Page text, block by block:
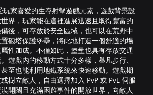
玩家喜愛的生存射擊遊戲元素，遊戲背景設
界，玩家能在這裡進展迅速且取得豐富的
後，可存放於安全區域，也可以在荒野中
砲塔保護堡壘，將此地打造一個舒適的場
性加成。不僅如此，堡壘也具有存放交通
遊戲內的移動方式十分多樣，舉凡步行、
至也能利用地鐵系統來快速移動。遊戲期
樹立敵人，自由選擇加入 PvP 或 PvE 伺服
開闊且充滿困難事件的開放世界，向敵人